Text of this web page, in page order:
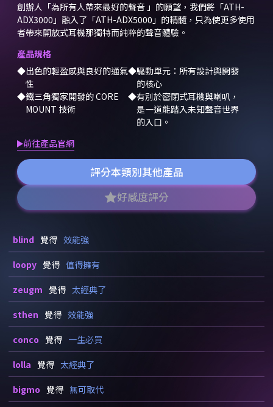
創辦人「為所有人帶來最好的聲音 」的願望，我們將「ATH-
ADX3000」融入了「ATH-ADX5000」的精髓，只為使更多使用
者帶來開放式耳機那獨特而純粹的聲音體驗。
產品規格
出色的輕盈感與良好的通氣
性
驅動單元：所有設計與開發
的核心
鐵三角獨家開發的 CORE
MOUNT 技術
有別於密閉式耳機與喇叭，
是一道能踏入未知聲音世界
的入口。
前往產品官網
評分本類別其他產品
好感度評分
blind 覺得 效能強
loopy 覺得 值得擁有
zeugm 覺得 太經典了
sthen 覺得 效能強
conco 覺得 一生必買
lolla 覺得 太經典了
bigmo 覺得 無可取代